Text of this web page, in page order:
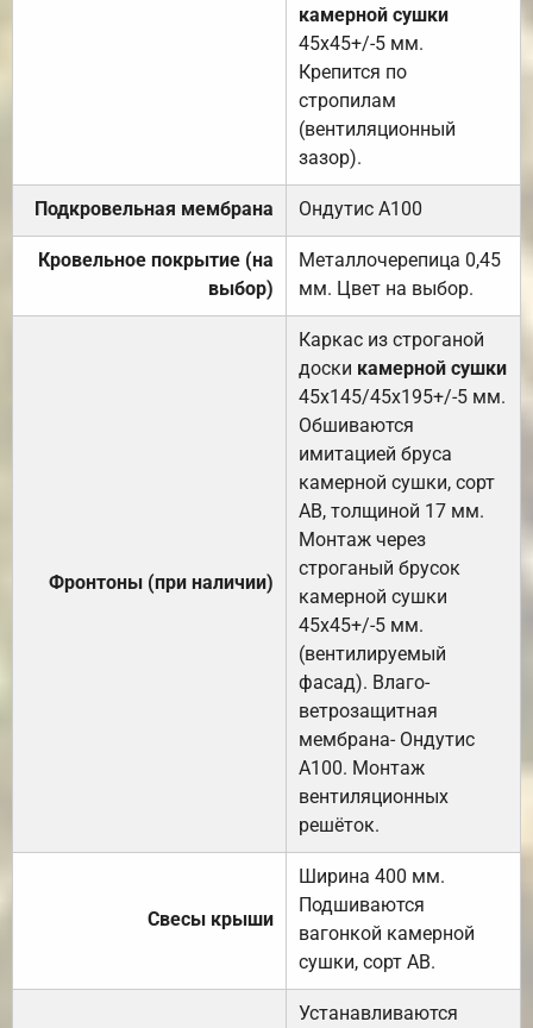
камерной сушки
45х45+/-5 мм.
Крепится по
стропилам
(вентиляционный
зазор).
Подкровельная мембрана Ондутис А100
Кровельное покрытие (на
выбор)
Металлочерепица 0,45
мм. Цвет на выбор.
Фронтоны (при наличии)
Каркас из строганой
доски камерной сушки
45х145/45х195+/-5 мм.
Обшиваются
имитацией бруса
камерной сушки, сорт
АВ, толщиной 17 мм.
Монтаж через
строганый брусок
камерной сушки
45х45+/-5 мм.
(вентилируемый
фасад). Влаго-
ветрозащитная
мембрана- Ондутис
А100. Монтаж
вентиляционных
решёток.
Свесы крыши
Ширина 400 мм.
Подшиваются
вагонкой камерной
сушки, сорт АВ.
Устанавливаются